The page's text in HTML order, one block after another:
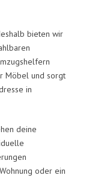
bieten wir
Möbel und sorgt
in
deine
oder ein